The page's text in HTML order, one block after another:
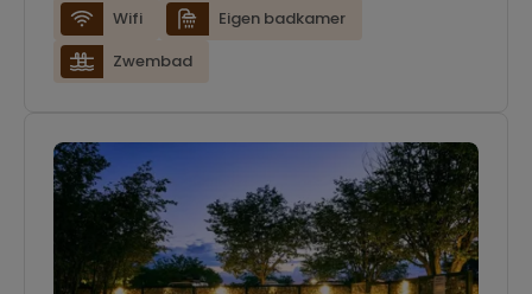
eigen badkamer en air-conditioning.
Wifi
Eigen badkamer
Zwembad